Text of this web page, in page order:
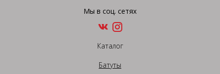
Мы в соц. сетях
Каталог
Батуты